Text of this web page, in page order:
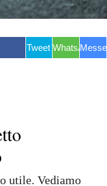
Tweet WhatsApp
utile. Vediamo